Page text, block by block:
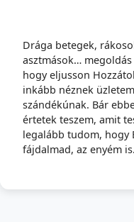
Drága betegek,
asztmások…
hogy eljusson
inkább néznek
szándékúnak. Bár
értetek teszem, amit
legalább tudom, hogy
fájdalmad, az enyém is.